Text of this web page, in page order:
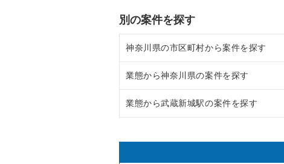
別の案件を探す
神奈川県の市区町村から案件を探す
大和市の飲食店の居抜き売却物件の案
鎌倉市の飲食店の居抜き売却物件の案
川崎市高津区の飲食店の居抜き売却
業態から神奈川県の案件を探す
神奈川県のラーメンの居抜き売却物件
神奈川県のイタリア料理の居抜き売
業態から武蔵新城駅の案件を探す
武蔵新城駅のテイクアウトの居抜き